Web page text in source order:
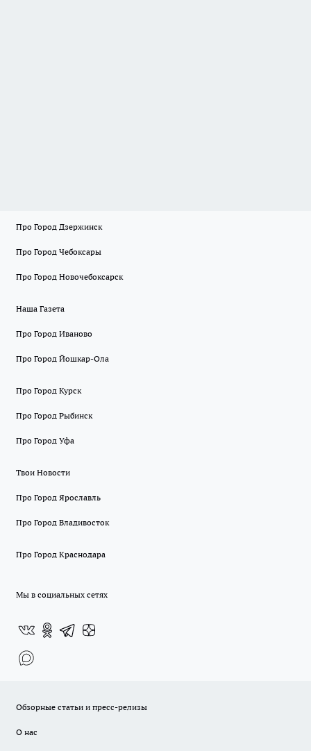
Про Город Дзержинск
Про Город Чебоксары
Про Город Новочебоксарск
Наша Газета
Про Город Иваново
Про Город Йошкар-Ола
Про Город Курск
Про Город Рыбинск
Про Город Уфа
Твои Новости
Про Город Ярославль
Про Город Владивосток
Про Город Краснодара
Мы в социальных сетях
Обзорные статьи и пресс-релизы
О нас